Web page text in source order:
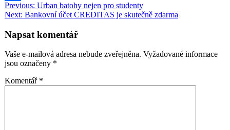
Share
Navigace
pro
příspěvek
Previous: Urban batohy nejen pro studenty
Next: Bankovní účet CREDITAS je skutečně zdarma
Napsat komentář
Vaše e-mailová adresa nebude zveřejněna. Vyžadované informace
jsou označeny *
Komentář *